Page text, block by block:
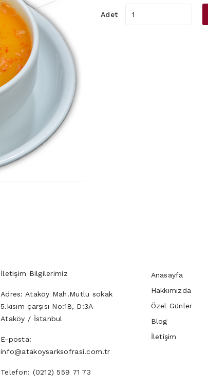
Adet
İletişim Bilgilerimiz
Adres: Ataköy Mah.Mutlu sokak
5.kısım çarşısı No:18, D:3A
Ataköy / İstanbul
E-posta:
info@atakoysarksofrasi.com.tr
Telefon: (0212) 559 71 73
Anasayfa
Hakkımızda
Özel Günler
Blog
İletişim